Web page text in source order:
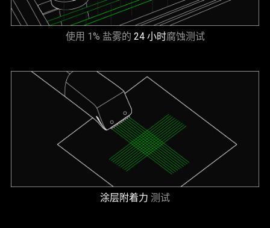
使用 1% 盐雾的 24 小时腐蚀测试
涂层附着力 测试